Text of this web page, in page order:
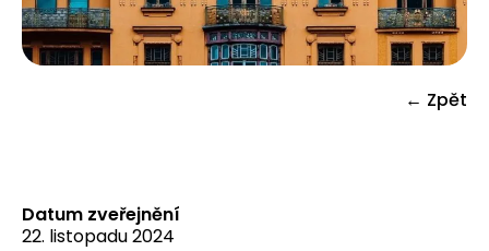
← Zpět
Datum zveřejnění
22. listopadu 2024